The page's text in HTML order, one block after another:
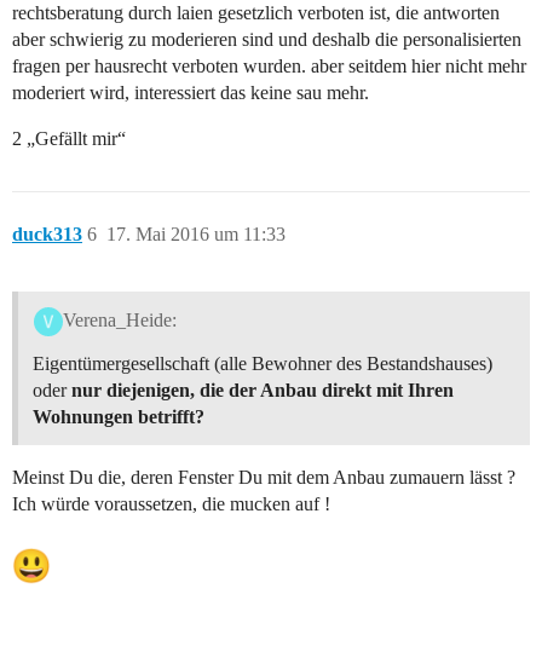
rechtsberatung durch laien gesetzlich verboten ist, die antworten
aber schwierig zu moderieren sind und deshalb die personalisierten
fragen per hausrecht verboten wurden. aber seitdem hier nicht mehr
moderiert wird, interessiert das keine sau mehr.
2 „Gefällt mir“
duck313 17. Mai 2016 um 11:33
6
Verena_Heide:
Eigentümergesellschaft (alle Bewohner des Bestandshauses)
odernur diejenigen, die der Anbau direkt mit Ihren
Wohnungen betrifft?
Meinst Du die, deren Fenster Du mit dem Anbau zumauern lässt ?
Ich würde voraussetzen, die mucken auf !